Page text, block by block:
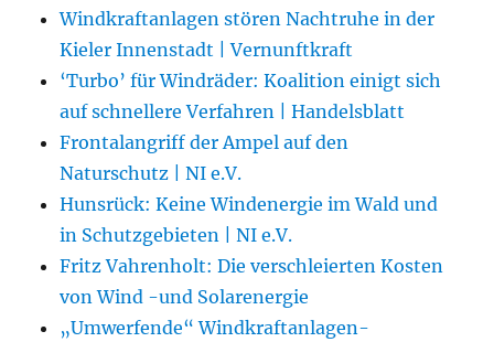
Windkraftanlagen stören Nachtruhe in der
Kieler Innenstadt | Vernunftkraft
‘Turbo’ für Windräder: Koalition einigt sich
auf schnellere Verfahren | Handelsblatt
Frontalangriff der Ampel auf den
Naturschutz | NI e.V.
Hunsrück: Keine Windenergie im Wald und
in Schutzgebieten | NI e.V.
Fritz Vahrenholt: Die verschleierten Kosten
von Wind -und Solarenergie
„Umwerfende“ Windkraftanlagen-